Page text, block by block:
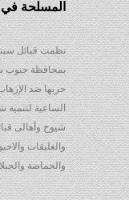
المسلحة في
نظمت قبائل
بمحافظة جنوب
حربها ضد
الساعية لتنمية
شيوخ وأهالى
والعليقات
والحماضة